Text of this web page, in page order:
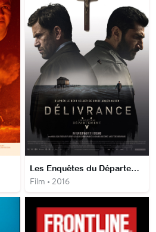
Les Enquêtes du Département V : Délivrance
Film • 2016